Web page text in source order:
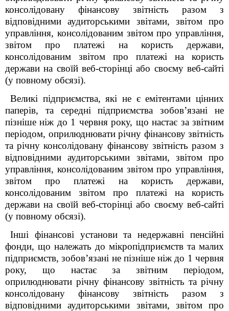
консолідовану фінансову звітність разом з
відповідними аудиторськими звітами, звітом про
управління, консолідованим звітом про управління,
звітом про платежі на користь держави,
консолідованим звітом про платежі на користь
держави на своїй веб-сторінці або своєму веб-сайті
(у повному обсязі).
Великі підприємства, які не є емітентами цінних
паперів, та середні підприємства зобов’язані не
пізніше ніж до 1 червня року, що настає за звітним
періодом, оприлюднювати річну фінансову звітність
та річну консолідовану фінансову звітність разом з
відповідними аудиторськими звітами, звітом про
управління, консолідованим звітом про управління,
звітом про платежі на користь держави,
консолідованим звітом про платежі на користь
держави на своїй веб-сторінці або своєму веб-сайті
(у повному обсязі).
Інші фінансові установи та недержавні пенсійні
фонди, що належать до мікропідприємств та малих
підприємств, зобов’язані не пізніше ніж до 1 червня
року, що настає за звітним періодом,
оприлюднювати річну фінансову звітність та річну
консолідовану фінансову звітність разом з
відповідними аудиторськими звітами, звітом про